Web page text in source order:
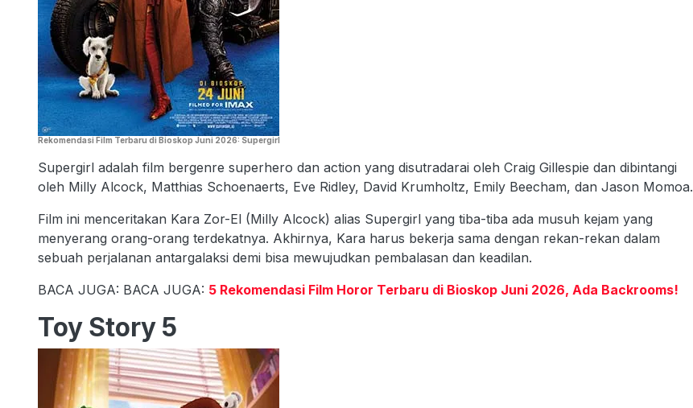
Rekomendasi Film Terbaru di Bioskop Juni 2026: Supergirl
Supergirl adalah film bergenre superhero dan action yang disutradarai oleh Craig Gillespie dan dibintangi
oleh Milly Alcock, Matthias Schoenaerts, Eve Ridley, David Krumholtz, Emily Beecham, dan Jason Momoa.
Film ini menceritakan Kara Zor-El (Milly Alcock) alias Supergirl yang tiba-tiba ada musuh kejam yang
menyerang orang-orang terdekatnya. Akhirnya, Kara harus bekerja sama dengan rekan-rekan dalam
sebuah perjalanan antargalaksi demi bisa mewujudkan pembalasan dan keadilan.
BACA JUGA: BACA JUGA: 5 Rekomendasi Film Horor Terbaru di Bioskop Juni 2026, Ada Backrooms!
Toy Story 5